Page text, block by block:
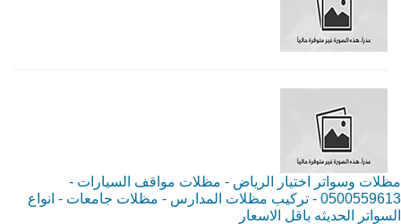
مظلات وسواتر اختيار الرياض - مظلات مواقف السيارات -
0500559613 - تركيب مظلات المدارس - مظلات جامعات - انواع
السواتر الحديثه باقل الاسعار